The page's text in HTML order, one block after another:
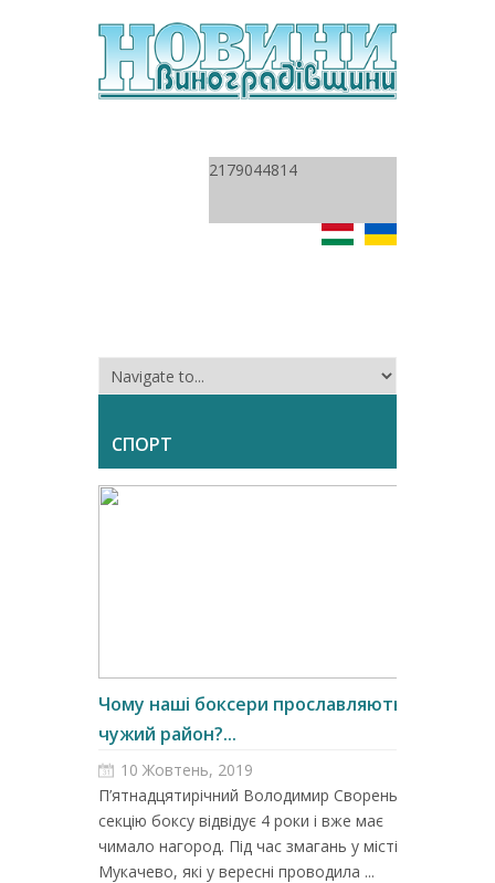
2179044814
СПОРТ
Чому наші боксери прославляють
чужий район?...
10 Жовтень, 2019
П’ятнадцятирічний Володимир Сворень
секцію боксу відвідує 4 роки і вже має
чимало нагород. Під час змагань у місті
Мукачево, які у вересні проводила ...